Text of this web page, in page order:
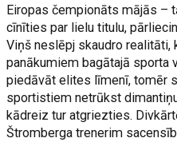
Eiropas čempionāts mājās –
cīnīties par lielu titulu,
Viņš neslēpj skaudro realitāti,
panākumiem bagātajā sporta
piedāvāt elites līmenī, tomēr
sportistiem netrūkst
kādreiz tur atgriezties.
Štromberga trenerim